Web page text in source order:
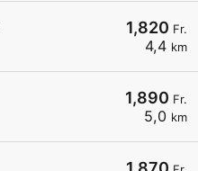
1,820 Fr.
4,4 km
1,890 Fr.
5,0 km